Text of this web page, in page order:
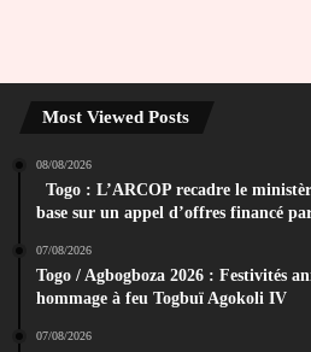
Most Viewed Posts
08/08/2026
Togo : L’ARCOP recadre le
base sur un appel d’offres financé
07/08/2026
Togo / Agbogboza 2026 : Festivités
hommage à feu Togbuï Agokoli IV
07/08/2026